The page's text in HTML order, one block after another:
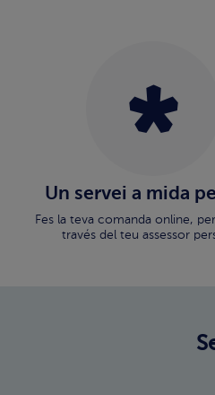
Un servei a mida
Fes la teva comanda online,
través del teu assessor